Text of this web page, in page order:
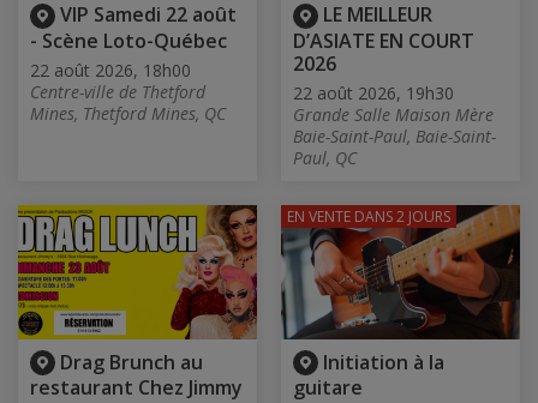
VIP Samedi 22 août
- Scène Loto-Québec
22 août 2026, 18h00
Centre-ville de Thetford
Mines, Thetford Mines, QC
LE MEILLEUR
D’ASIATE EN COURT
2026
22 août 2026, 19h30
Grande Salle Maison Mère
Baie-Saint-Paul, Baie-Saint-
Paul, QC
Drag Brunch au
restaurant Chez Jimmy
Initiation à la
guitare
EN VENTE DANS 2 JOURS